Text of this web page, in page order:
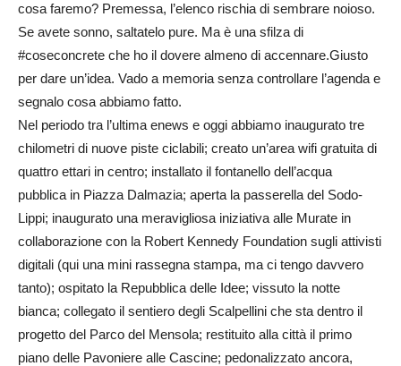
cosa faremo? Premessa, l’elenco rischia di sembrare noioso.
Se avete sonno, saltatelo pure. Ma è una sfilza di
#coseconcrete che ho il dovere almeno di accennare.Giusto
per dare un’idea. Vado a memoria senza controllare l’agenda e
segnalo cosa abbiamo fatto.
Nel periodo tra l’ultima enews e oggi abbiamo inaugurato tre
chilometri di nuove piste ciclabili; creato un’area wifi gratuita di
quattro ettari in centro; installato il fontanello dell’acqua
pubblica in Piazza Dalmazia; aperta la passerella del Sodo-
Lippi; inaugurato una meravigliosa iniziativa alle Murate in
collaborazione con la Robert Kennedy Foundation sugli attivisti
digitali (qui una mini rassegna stampa, ma ci tengo davvero
tanto); ospitato la Repubblica delle Idee; vissuto la notte
bianca; collegato il sentiero degli Scalpellini che sta dentro il
progetto del Parco del Mensola; restituito alla città il primo
piano delle Pavoniere alle Cascine; pedonalizzato ancora,